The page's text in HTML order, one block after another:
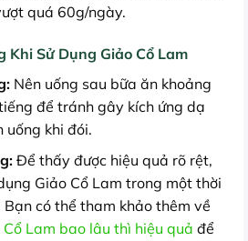
quá 60g/ngày.
Khi Sử Dụng Giảo Cổ Lam
Nên uống sau bữa ăn khoảng
để tránh gây kích ứng dạ
uống khi đói.
Để thấy được hiệu quả rõ rệt,
Giảo Cổ Lam trong một thời
có thể tham khảo thêm về
Cổ Lam bao lâu thì hiệu quả để